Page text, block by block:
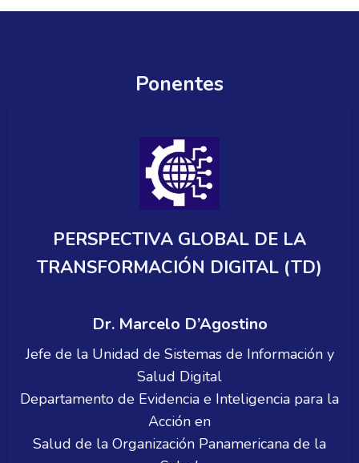
Ponentes
PERSPECTIVA GLOBAL DE LA
TRANSFORMACIÓN DIGITAL (TD)
Dr. Marcelo D’Agostino
Jefe de la Unidad de Sistemas de Información y
Salud Digital
Departamento de Evidencia e Inteligencia para la
Acción en
Salud de la Organización Panamericana de la